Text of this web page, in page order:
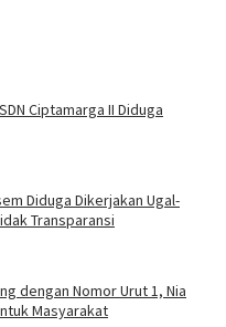
Ciptamarga II Diduga
Diduga Dikerjakan Ugal-
Transparansi
dengan Nomor Urut 1, Nia
Masyarakat